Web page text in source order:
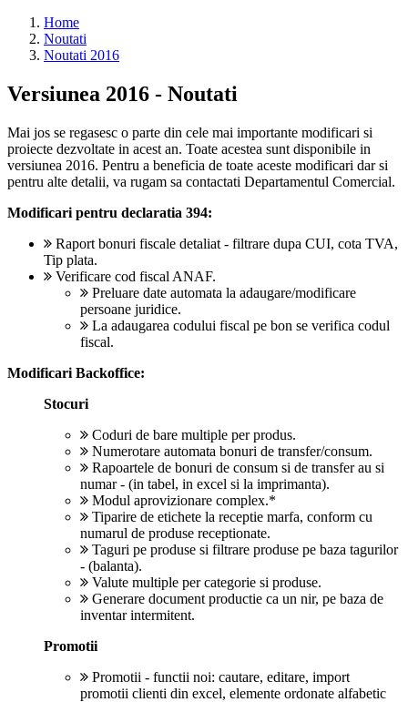
Home
Noutati
Noutati 2016
Versiunea 2016 - Noutati
Mai jos se regasesc o parte din cele mai importante modificari si
proiecte dezvoltate in acest an. Toate acestea sunt disponibile in
versiunea 2016. Pentru a beneficia de toate aceste modificari dar si
pentru alte detalii, va rugam sa contactati Departamentul Comercial.
Modificari pentru declaratia 394:
Raport bonuri fiscale detaliat - filtrare dupa CUI, cota TVA,
Tip plata.
Verificare cod fiscal ANAF.
Preluare date automata la adaugare/modificare
persoane juridice.
La adaugarea codului fiscal pe bon se verifica codul
fiscal.
Modificari Backoffice:
Stocuri
Coduri de bare multiple per produs.
Numerotare automata bonuri de transfer/consum.
Rapoartele de bonuri de consum si de transfer au si
numar - (in tabel, in excel si la imprimanta).
Modul aprovizionare complex.*
Tiparire de etichete la receptie marfa, conform cu
numarul de produse receptionate.
Taguri pe produse si filtrare produse pe baza tagurilor
- (balanta).
Valute multiple per categorie si produse.
Generare document productie ca un nir, pe baza de
inventar intermitent.
Promotii
Promotii - functii noi: cautare, editare, import
promotii clienti din excel, elemente ordonate alfabetic